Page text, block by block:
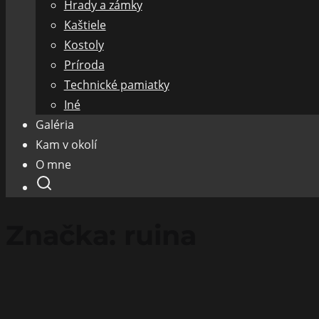
Hrady a zámky
Kaštiele
Kostoly
Príroda
Technické pamiatky
Iné
Galéria
Kam v okolí
O mne